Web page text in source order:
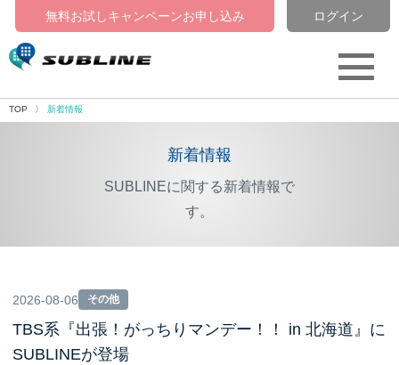
無料お試しキャンペーンお申し込み ログイン
TOP 新着情報
新着情報
SUBLINEに関する新着情報で
す。
2026-08-06 その他
TBS系『出張！がっちりマンデー！！ in 北海道』に
SUBLINEが登場